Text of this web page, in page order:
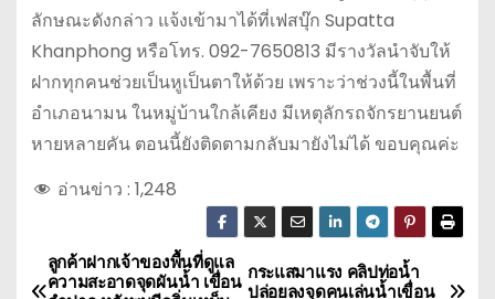
ลักษณะดังกล่าว แจ้งเข้ามาได้ที่เฟสบุ๊ก Supatta
Khanphong หรือโทร. 092-7650813 มีรางวัลนำจับให้
ฝากทุกคนช่วยเป็นหูเป็นตาให้ด้วย เพราะว่าช่วงนี้ในพื้นที่
อำเภอนามน ในหมู่บ้านใกล้เคียง มีเหตุลักรถจักรยานยนต์
หายหลายคัน ตอนนี้ยังติดตามกลับมายังไม่ได้ ขอบคุณค่ะ
อ่านข่าว : 1,248
แ
กระแสมาแรง คลิปท่อน้ำ
ปล่อยลงจุดคนเล่นน้ำเขื่อน
ลูกค้าฝากเจ้าของพื้นที่ดูแล
ความสะอาดจุดผันน้ำ เขื่อน